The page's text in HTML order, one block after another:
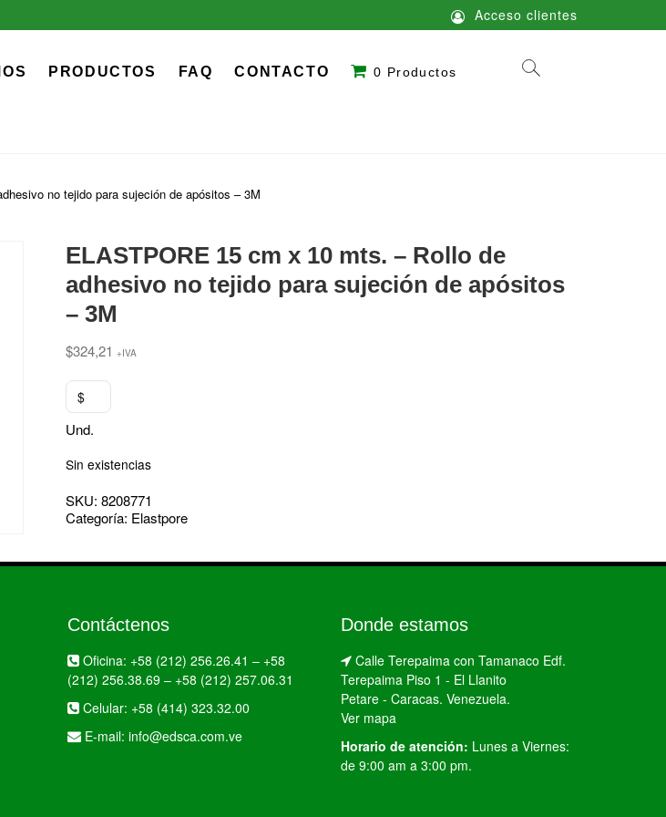
Acceso clientes
C.A.
PRODUCTOS FAQ CONTACTO 0 Productos
no tejido para sujeción de apósitos – 3M
ELASTPORE 15 cm x 10 mts. – Rollo de
adhesivo no tejido para sujeción de apósitos
– 3M
$324,21 +IVA
$
Und.
Sin existencias
SKU: 8208771
Categoría: Elastpore
Contáctenos
Oficina: +58 (212) 256.26.41 – +58
(212) 256.38.69 – +58 (212) 257.06.31
Celular: +58 (414) 323.32.00
E-mail: info@edsca.com.ve
Donde estamos
Calle Terepaima con Tamanaco Edf.
Terepaima Piso 1 - El Llanito
Petare - Caracas. Venezuela.
Ver mapa
Horario de atención: Lunes a Viernes:
de 9:00 am a 3:00 pm.